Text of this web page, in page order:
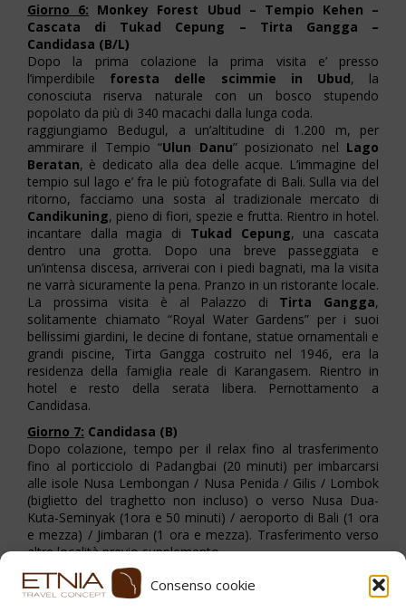
Consenso cookie
Giorno 6: Monkey Forest Ubud – Tempio Kehen –
Cascata di Tukad Cepung – Tirta Gangga –
Candidasa (B/L)
Dopo la prima colazione la prima visita e’ presso
l’imperdibile foresta delle scimmie in Ubud, la
conosciuta riserva naturale con un bosco stupendo
popolato da più di 340 macachi dalla lunga coda.
raggiungiamo Bedugul, a un’altitudine di 1.200 m, per
ammirare il Tempio “Ulun Danu” posizionato nel Lago
Beratan, è dedicato alla dea delle acque. L’immagine del
tempio sul lago e’ fra le più fotografate di Bali. Sulla via del
ritorno, facciamo una sosta al tradizionale mercato di
Candikuning, pieno di fiori, spezie e frutta. Rientro in hotel.
incantare dalla magia di Tukad Cepung, una cascata
dentro una grotta. Dopo una breve passeggiata e
un’intensa discesa, arriverai con i piedi bagnati, ma la visita
ne varrà sicuramente la pena. Pranzo in un ristorante locale.
La prossima visita è al Palazzo di Tirta Gangga,
solitamente chiamato “Royal Water Gardens” per i suoi
bellissimi giardini, le decine di fontane, statue ornamentali e
grandi piscine, Tirta Gangga costruito nel 1946, era la
residenza della famiglia reale di Karangasem. Rientro in
hotel e resto della serata libera. Pernottamento a
Candidasa.
Giorno 7: Candidasa (B)
Dopo colazione, tempo per il relax fino al trasferimento
fino al porticciolo di Padangbai (20 minuti) per imbarcarsi
alle isole Nusa Lembongan / Nusa Penida / Gilis / Lombok
(biglietto del traghetto non incluso) o verso Nusa Dua-
Kuta-Seminyak (1ora e 50 minuti) / aeroporto di Bali (1 ora
e mezza) / Jimbaran (1 ora e mezza). Trasferimento verso
altre località previo supplemento.
Stampa PDF